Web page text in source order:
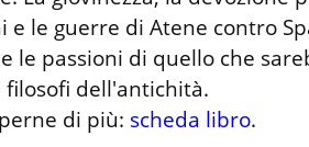
e le guerre di Atene contro
le passioni di quello che
filosofi dell'antichità.
di più: scheda libro.